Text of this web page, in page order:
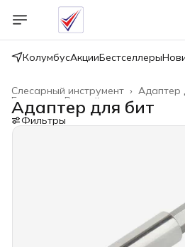
КолумбусАкцииБестселлеры
Адаптер
Слесарный инструмент ›
Ручной инструмент
Главная
Адаптер для бит
Фильтры